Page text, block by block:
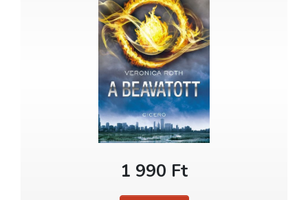
1 990 Ft